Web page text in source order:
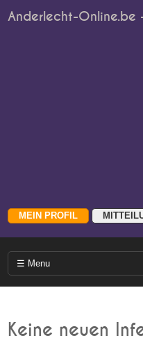
Anderlecht-Online.be
Keine neuen